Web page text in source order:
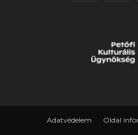
Adatvédelem Oldal